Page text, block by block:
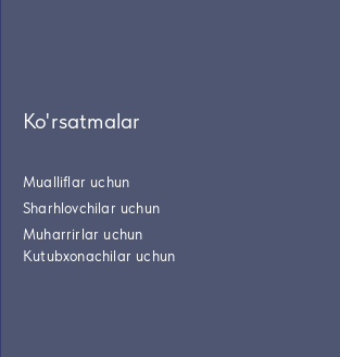
Ko'rsatmalar
Mualliflar uchun
Sharhlovchilar uchun
Muharrirlar uchun
Kutubxonachilar uchun